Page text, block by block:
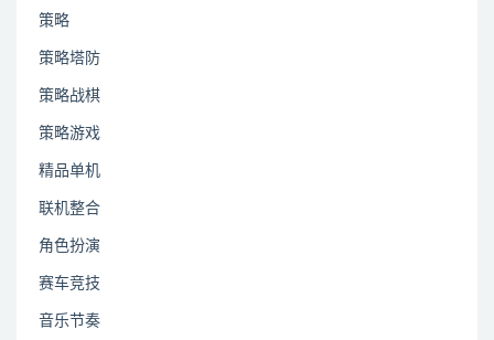
策略
策略塔防
策略战棋
策略游戏
精品单机
联机整合
角色扮演
赛车竞技
音乐节奏